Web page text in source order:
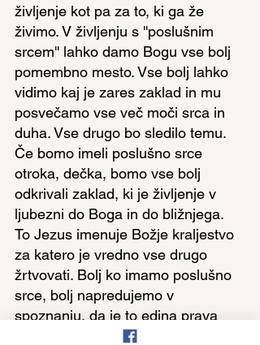
življenje kot pa za to, ki ga že
živimo. V življenju s ''poslušnim
srcem'' lahko damo Bogu vse bolj
pomembno mesto. Vse bolj lahko
vidimo kaj je zares zaklad in mu
posvečamo vse več moči srca in
duha. Vse drugo bo sledilo temu.
Če bomo imeli poslušno srce
otroka, dečka, bomo vse bolj
odkrivali zaklad, ki je življenje v
ljubezni do Boga in do bližnjega.
To Jezus imenuje Božje kraljestvo
za katero je vredno vse drugo
žrtvovati. Bolj ko imamo poslušno
srce, bolj napredujemo v
spoznanju, da je to edina prava
pot. Pot, resnica in življenje, ki je